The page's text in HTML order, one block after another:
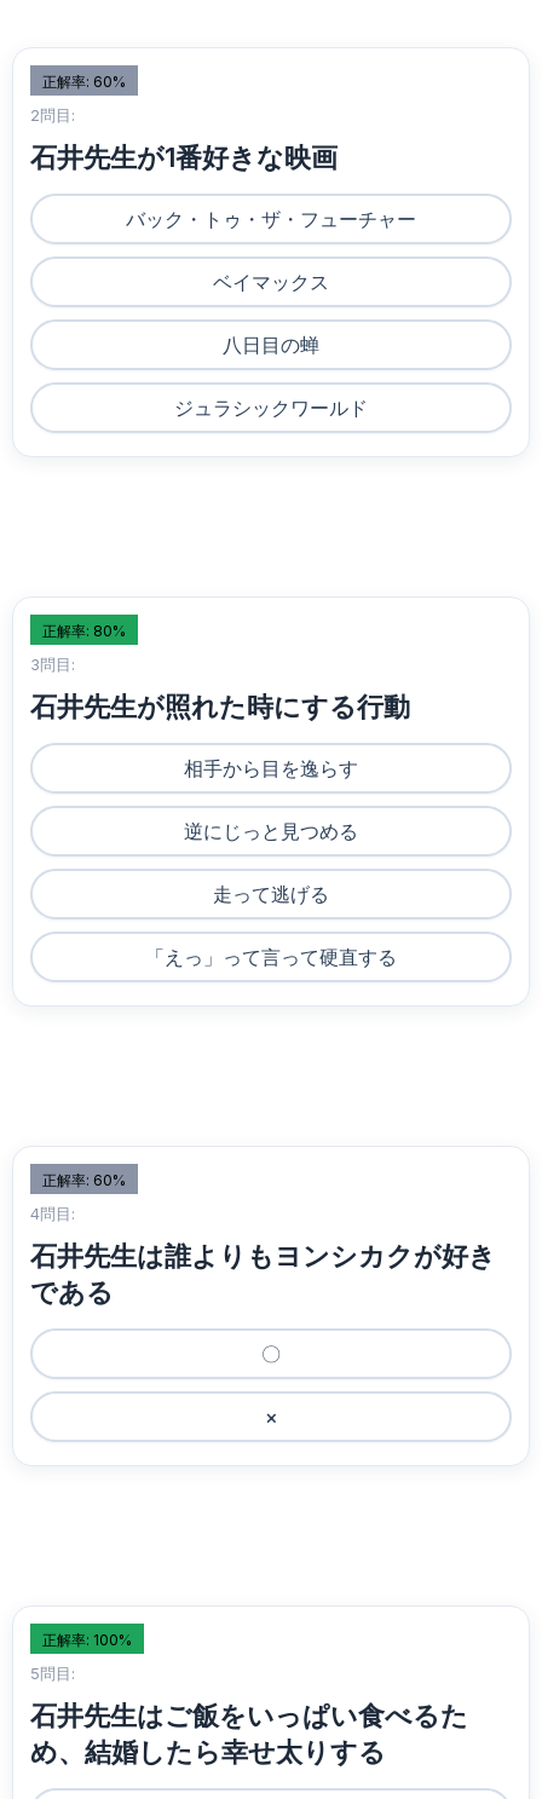
正解率: 60%
2問目:
石井先生が1番好きな映画
バック・トゥ・ザ・フューチャー
ベイマックス
八日目の蝉
ジュラシックワールド
正解率: 80%
3問目:
石井先生が照れた時にする行動
相手から目を逸らす
逆にじっと見つめる
走って逃げる
「えっ」って言って硬直する
正解率: 60%
4問目:
石井先生は誰よりもヨンシカクが好き
である
〇
×
正解率: 100%
5問目:
石井先生はご飯をいっぱい食べるた
め、結婚したら幸せ太りする